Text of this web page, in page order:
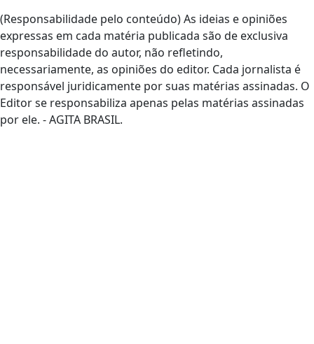
(Responsabilidade pelo conteúdo) As ideias e opiniões
expressas em cada matéria publicada são de exclusiva
responsabilidade do autor, não refletindo,
necessariamente, as opiniões do editor. Cada jornalista é
responsável juridicamente por suas matérias assinadas. O
Editor se responsabiliza apenas pelas matérias assinadas
por ele. - AGITA BRASIL.